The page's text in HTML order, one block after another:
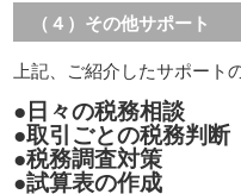
（４）その他サポート
上記、ご紹介したサポート
●日々の税務相談
●取引ごとの税務判断
●税務調査対策
●試算表の作成